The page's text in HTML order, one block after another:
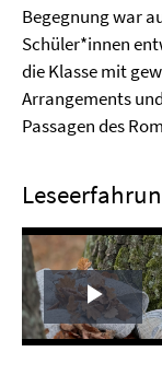
Begegnung war
Schüler*innen
die Klasse mit
Arrangements
Passagen des
Play